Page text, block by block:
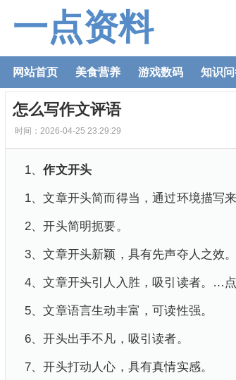
一点资料
网站首页 美食营养 游戏数码 知识
怎么写作文评语
时间：2026-04-25 23:29:29
1、作文开头
1、文章开头简而得当，通过环境描写
2、开头简明扼要。
3、文章开头新颖，具有先声夺人之效
4、文章开头引人入胜，吸引读者。…
5、文章语言生动丰富，可读性强。
6、开头出手不凡，吸引读者。
7、开头打动人心，具有真情实感。